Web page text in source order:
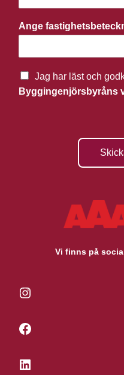
Ange
Jag har läst och
Byggingenjörsbyråns
Vi finns på
Instagram
Facebook
LinkedIn